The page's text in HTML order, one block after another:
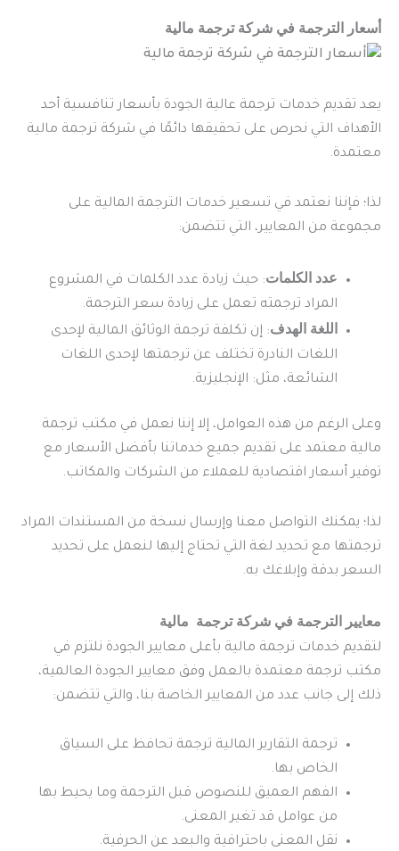
أسعار الترجمة في شركة ترجمة مالية
يعد تقديم خدمات ترجمة عالية الجودة بأسعار تنافسية أحد
الأهداف التي نحرص على تحقيقها دائمًا في شركة ترجمة مالية
معتمدة.
لذا؛ فإننا نعتمد في تسعير خدمات الترجمة المالية على
مجموعة من المعايير، التي تتضمن:
عدد الكلمات: حيث زيادة عدد الكلمات في المشروع
المراد ترجمته تعمل على زيادة سعر الترجمة.
اللغة الهدف: إن تكلفة ترجمة الوثائق المالية لإحدى
اللغات النادرة تختلف عن ترجمتها لإحدى اللغات
الشائعة، مثل: الإنجليزية.
وعلى الرغم من هذه العوامل، إلا إننا نعمل في مكتب ترجمة
مالية معتمد على تقديم جميع خدماتنا بأفضل الأسعار مع
توفير أسعار اقتصادية للعملاء من الشركات والمكاتب.
لذا؛ يمكنك التواصل معنا وإرسال نسخة من المستندات المراد
ترجمتها مع تحديد لغة التي تحتاج إليها لنعمل على تحديد
السعر بدقة وإبلاغك به.
معايير الترجمة في شركة ترجمة مالية
لتقديم خدمات ترجمة مالية بأعلى معايير الجودة نلتزم في
مكتب ترجمة معتمدة بالعمل وفق معايير الجودة العالمية،
ذلك إلى جانب عدد من المعايير الخاصة بنا، والتي تتضمن:
ترجمة التقارير المالية ترجمة تحافظ على السياق
الخاص بها.
الفهم العميق للنصوص قبل الترجمة وما يحيط بها
من عوامل قد تغير المعنى.
نقل المعنى باحترافية والبعد عن الحرفية.